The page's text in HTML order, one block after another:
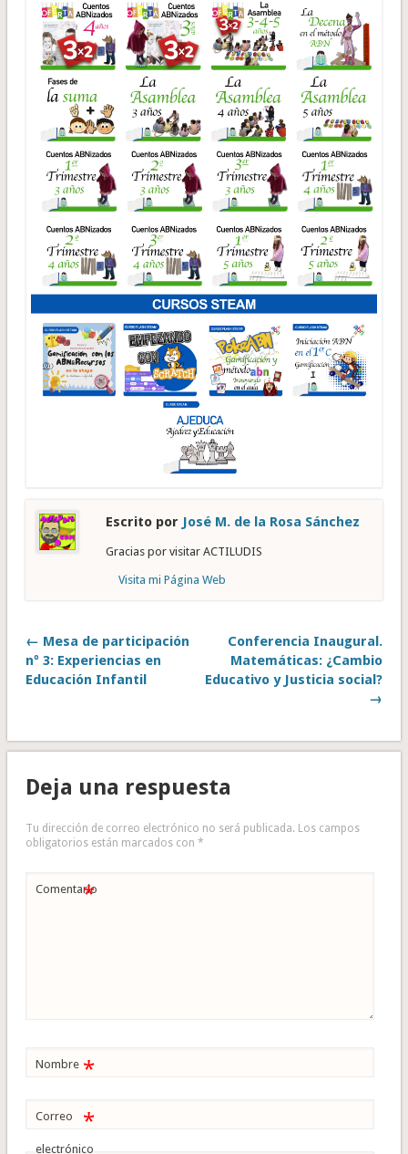
Escrito por José M. de la Rosa Sánchez
Gracias por visitar ACTILUDIS
Visita mi Página Web
← Mesa de participación
nº 3: Experiencias en
Educación Infantil
Conferencia Inaugural.
Matemáticas: ¿Cambio
Educativo y Justicia social?
→
Deja una respuesta
Tu dirección de correo electrónico no será publicada. Los campos
obligatorios están marcados con *
Comentario
*
Nombre *
Correo
electrónico
*